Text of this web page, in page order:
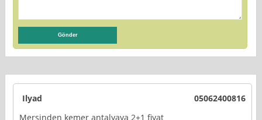
Ilyad
05062400816
Mersinden kemer antalyaya 2+1 fiyat